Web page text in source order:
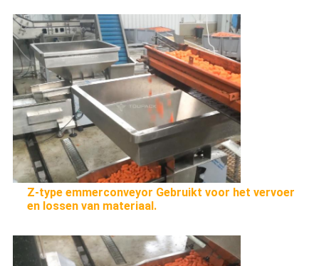
Z-type emmerconveyor Gebruikt voor het vervoer
en lossen van materiaal.